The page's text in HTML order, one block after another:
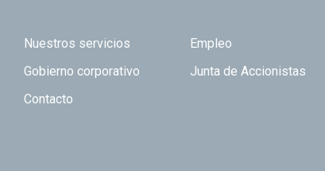
Nuestros servicios Empleo
Gobierno corporativo Junta de Accionistas
Contacto